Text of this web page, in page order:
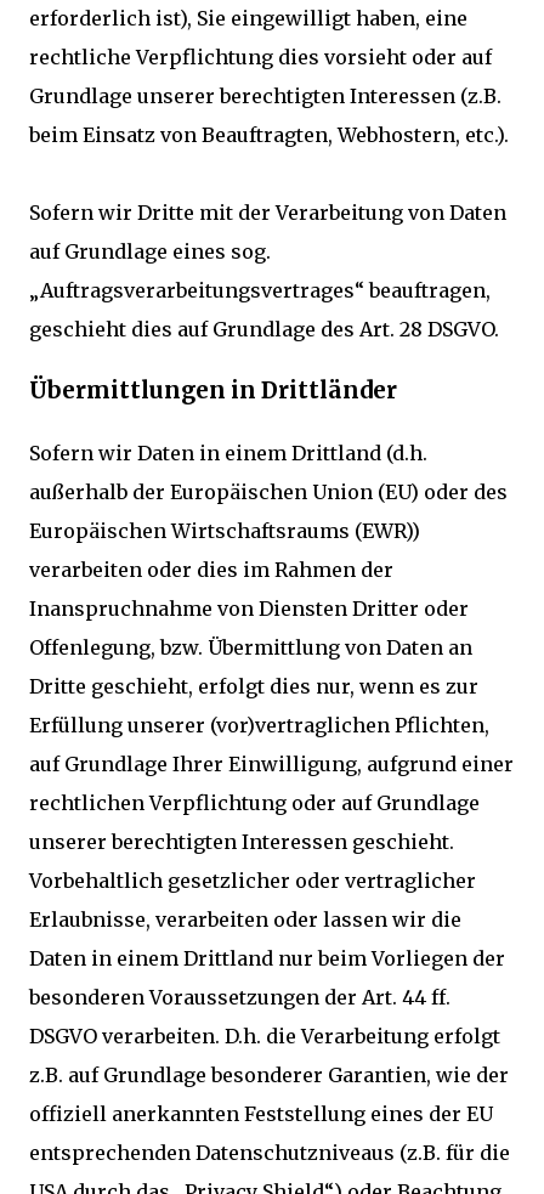
erforderlich ist), Sie eingewilligt haben, eine
rechtliche Verpflichtung dies vorsieht oder auf
Grundlage unserer berechtigten Interessen (z.B.
beim Einsatz von Beauftragten, Webhostern, etc.).
Sofern wir Dritte mit der Verarbeitung von Daten
auf Grundlage eines sog.
„Auftragsverarbeitungsvertrages“ beauftragen,
geschieht dies auf Grundlage des Art. 28 DSGVO.
Übermittlungen in Drittländer
Sofern wir Daten in einem Drittland (d.h.
außerhalb der Europäischen Union (EU) oder des
Europäischen Wirtschaftsraums (EWR))
verarbeiten oder dies im Rahmen der
Inanspruchnahme von Diensten Dritter oder
Offenlegung, bzw. Übermittlung von Daten an
Dritte geschieht, erfolgt dies nur, wenn es zur
Erfüllung unserer (vor)vertraglichen Pflichten,
auf Grundlage Ihrer Einwilligung, aufgrund einer
rechtlichen Verpflichtung oder auf Grundlage
unserer berechtigten Interessen geschieht.
Vorbehaltlich gesetzlicher oder vertraglicher
Erlaubnisse, verarbeiten oder lassen wir die
Daten in einem Drittland nur beim Vorliegen der
besonderen Voraussetzungen der Art. 44 ff.
DSGVO verarbeiten. D.h. die Verarbeitung erfolgt
z.B. auf Grundlage besonderer Garantien, wie der
offiziell anerkannten Feststellung eines der EU
entsprechenden Datenschutzniveaus (z.B. für die